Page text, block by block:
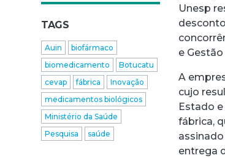
Unesp
e
A
cujo
Estado
fábrica,
entrega
TAGS
Auin
biofármaco
biomedicamento
Botucatu
cevap
fábrica
Inovação
medicamentos biológicos
Ministério da Saúde
Pesquisa
saúde